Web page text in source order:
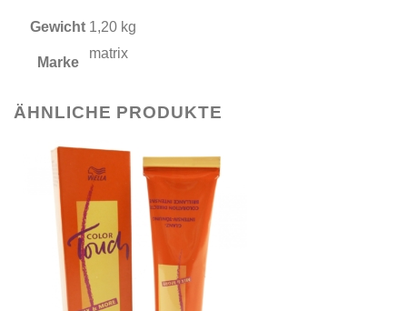
Gewicht 1,20 kg
Marke
matrix
ÄHNLICHE PRODUKTE